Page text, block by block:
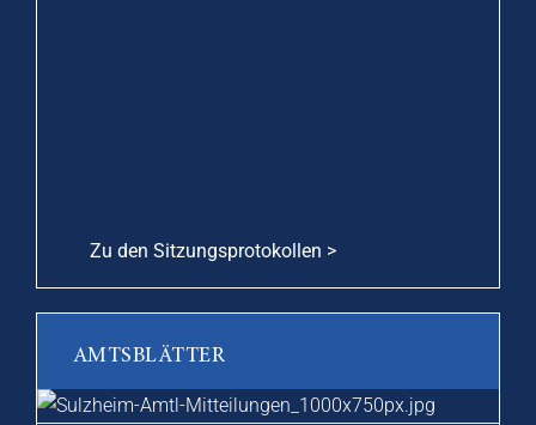
Zu den Sitzungsprotokollen >
AMTSBLÄTTER